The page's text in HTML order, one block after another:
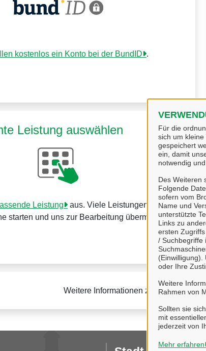
Für die
sich um
gespeichert
ein, damit
notwendig
Des Weiteren
Folgende
sofern vom
Name und
unterstützte
Links zu
ersten
/ Suchbegriffe
oder Ihre
Weitere
Rahmen von
Sollten sie
mit
jederzeit von
Mehr erfahren
kostenlos ein Konto bei der BundID .
Leistung auswählen
Leistung
aus. Viele Leistungen können
starten und uns zur Bearbeitung übermitteln.
Weitere Informationen zur BundID